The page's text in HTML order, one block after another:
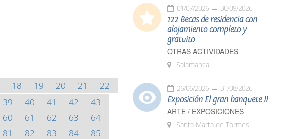
18 19 20 21
22
39 40 41 42
43
60 61 62 63
64
81 82 83 84
85
01/07/2026 30/09/2026
122 Becas de residencia con
alojamiento completo y
gratuito
OTRAS ACTIVIDADES
Salamanca
26/06/2026 31/08/2026
Exposición El gran banquete II
ARTE / EXPOSICIONES
Santa Marta de Tormes